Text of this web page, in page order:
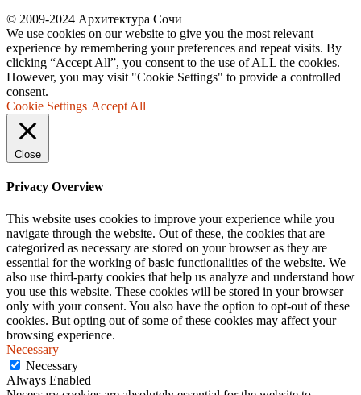
© 2009-2024 Архитектура Сочи
We use cookies on our website to give you the most relevant
experience by remembering your preferences and repeat visits. By
clicking “Accept All”, you consent to the use of ALL the cookies.
However, you may visit "Cookie Settings" to provide a controlled
consent.
Cookie Settings Accept All
Close
Privacy Overview
This website uses cookies to improve your experience while you
navigate through the website. Out of these, the cookies that are
categorized as necessary are stored on your browser as they are
essential for the working of basic functionalities of the website. We
also use third-party cookies that help us analyze and understand how
you use this website. These cookies will be stored in your browser
only with your consent. You also have the option to opt-out of these
cookies. But opting out of some of these cookies may affect your
browsing experience.
Necessary
Necessary
Always Enabled